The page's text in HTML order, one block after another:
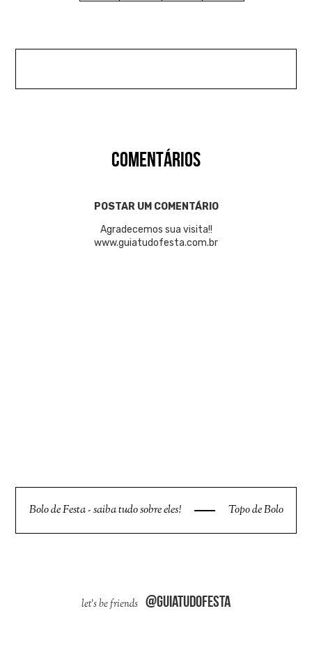
COMENTÁRIOS
POSTAR UM COMENTÁRIO
Agradecemos sua visita!!
www.guiatudofesta.com.br
Bolo de Festa - saiba tudo sobre eles! Topo de Bolo
@guiatudofesta